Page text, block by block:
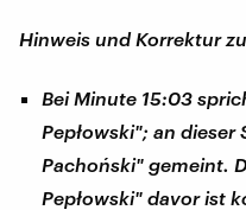
Hinweis und Korrektur
Bei Minute 15:03
Pepłowski"; an dieser
Pachoński" gemeint.
Pepłowski" davor ist